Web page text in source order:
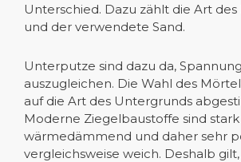
Unterschied. Dazu zählt die Art
und der verwendete Sand.
Unterputze sind dazu da,
auszugleichen. Die Wahl des
auf die Art des Untergrunds
Moderne Ziegelbaustoffe sind stark
wärmedämmend und daher sehr
vergleichsweise weich. Deshalb